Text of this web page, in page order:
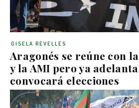
Aragonés se reúne con
y la AMI pero ya
convocará elecciones
GISELA REVELLES